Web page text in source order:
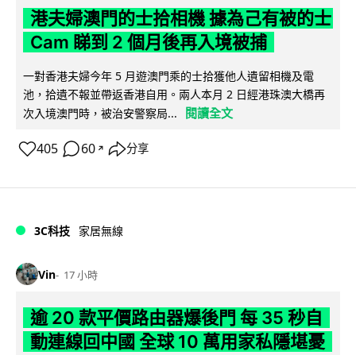
港夫婦澳門的士拾相機 據為己有被的士
Cam 睇到 2 個月後再入境被捕
一對香港夫婦今年 5 月遊澳門乘的士拾獲他人遺留相機及電
池，拾遺不報並帶返香港自用。兩人本月 2 日經港珠澳大橋再
次入境澳門時，被治安警察局...
閱讀全文
405 60 ↗ 分享
3C科技 家居無線
Vin 17 小時
逾 20 款平價路由器爆後門 每 35 秒自
動連線回中國 全球 10 萬用家私隱堪憂